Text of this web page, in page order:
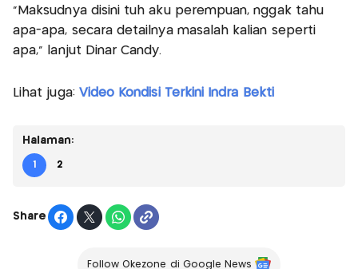
"Maksudnya disini tuh aku perempuan, nggak tahu
apa-apa, secara detailnya masalah kalian seperti
apa," lanjut Dinar Candy.
Lihat juga: Video Kondisi Terkini Indra Bekti
Halaman:
1 2
Share
Follow Okezone di Google News